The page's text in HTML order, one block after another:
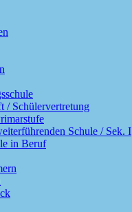
/ Schülervertretung
Schule / Sek. I
in Beruf